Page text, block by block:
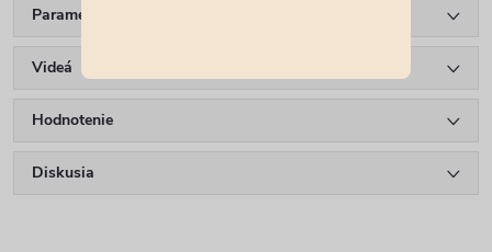
Parametre produktu
Videá
Hodnotenie
Diskusia